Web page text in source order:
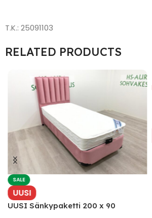
T.K.: 25091103
RELATED PRODUCTS
SALE
UUSI
UUSI Sänkypaketti 200 x 90